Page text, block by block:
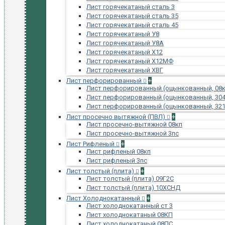
Лист горячекатаный сталь 3
Лист горячекатаный сталь 35
Лист горячекатаный сталь 45
Лист горячекатаный У8
Лист горячекатаный У8А
Лист горячекатаный Х12
Лист горячекатаный Х12МФ
Лист горячекатаный ХВГ
Лист перфорированный
+
Лист перфорированный (оцынкованный,
Лист перфорированный (оцынкованный,
Лист перфорированный (оцынкованный,
Лист просечно вытяжной (ПВЛ)
+
Лист просечно-вытяжной 08кп
Лист просечно-вытяжной 3пс
Лист Рифленый
+
Лист рифленый 08кп
Лист рифленый 3пс
Лист толстый (плита)
+
Лист толстый (плита) 09Г2С
Лист толстый (плита) 10ХСНД
Лист Холоднокатанный
+
Лист холоднокатанный ст 3
Лист холоднокатаный 08КП